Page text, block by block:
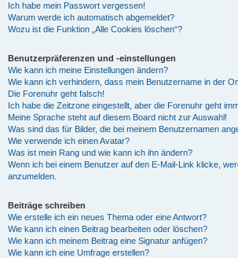
Ich habe mein Passwort vergessen!
Warum werde ich automatisch abgemeldet?
Wozu ist die Funktion „Alle Cookies löschen“?
Benutzerpräferenzen und -einstellungen
Wie kann ich meine Einstellungen ändern?
Wie kann ich verhindern, dass mein Benutzername in der
Die Forenuhr geht falsch!
Ich habe die Zeitzone eingestellt, aber die Forenuhr geht
Meine Sprache steht auf diesem Board nicht zur Auswahl!
Was sind das für Bilder, die bei meinem Benutzernamen
Wie verwende ich einen Avatar?
Was ist mein Rang und wie kann ich ihn ändern?
Wenn ich bei einem Benutzer auf den E-Mail-Link klicke,
anzumelden.
Beiträge schreiben
Wie erstelle ich ein neues Thema oder eine Antwort?
Wie kann ich einen Beitrag bearbeiten oder löschen?
Wie kann ich meinem Beitrag eine Signatur anfügen?
Wie kann ich eine Umfrage erstellen?